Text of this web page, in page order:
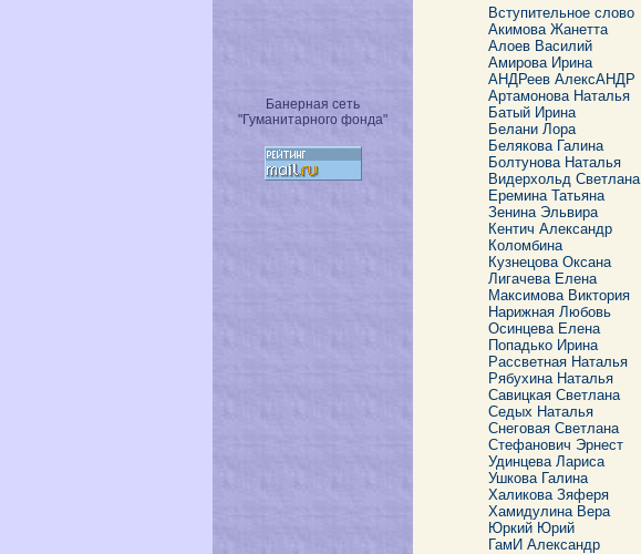
Банерная сеть
"Гуманитарного фонда"
Вступительное слово
Акимова Жанетта
Алоев Василий
Амирова Ирина
АНДРеев АлексАНДР
Артамонова Наталья
Батый Ирина
Белани Лора
Белякова Галина
Болтунова Наталья
Видерхольд Светлана
Еремина Татьяна
Зенина Эльвира
Кентич Александр
Коломбина
Кузнецова Оксана
Лигачева Елена
Максимова Виктория
Нарижная Любовь
Осинцева Елена
Попадько Ирина
Рассветная Наталья
Рябухина Наталья
Савицкая Светлана
Седых Наталья
Снеговая Светлана
Стефанович Эрнест
Удинцева Лариса
Ушкова Галина
Халикова Зяферя
Хамидулина Вера
Юркий Юрий
ГамИ Александр